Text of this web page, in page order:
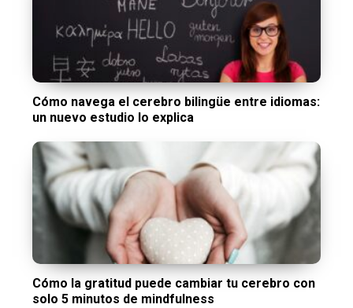
Cómo navega el cerebro bilingüe entre idiomas:
un nuevo estudio lo explica
Cómo la gratitud puede cambiar tu cerebro con
solo 5 minutos de mindfulness